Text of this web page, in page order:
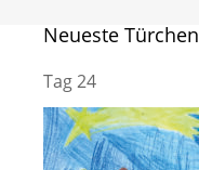
Neueste Türchen
Tag 24